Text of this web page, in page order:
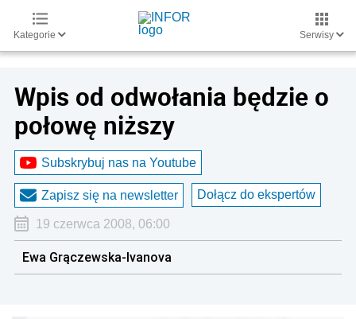
Kategorie Serwisy
Wpis od odwołania będzie o
połowę niższy
Subskrybuj nas na Youtube
Zapisz się na newsletter Dołącz do ekspertów
19 czerwca 2008, 06:00
Ewa Grączewska-Ivanova